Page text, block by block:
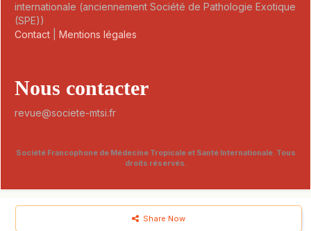
Share Now
internationale (anciennement Société de Pathologie Exotique
(SPE))
Contact
Mentions légales
Nous contacter
revue@societe-mtsi.fr
Société Francophone de Médecine Tropicale et Santé Internationale. Tous
droits réservés.